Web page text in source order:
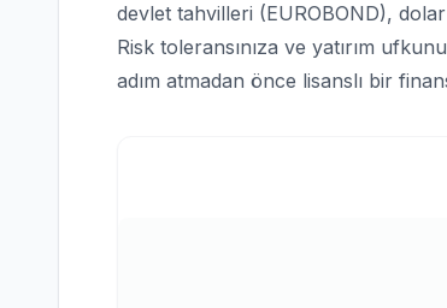
devlet tahvilleri (EUROBOND),
Risk toleransınıza ve yatırım
adım atmadan önce lisanslı bir